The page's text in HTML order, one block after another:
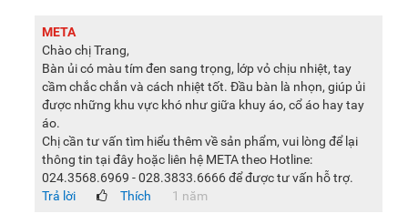
META
Chào chị Trang,
Bàn ủi có màu tím đen sang trọng, lớp vỏ chịu nhiệt, tay
cầm chắc chắn và cách nhiệt tốt. Đầu bàn là nhọn, giúp ủi
được những khu vực khó như giữa khuy áo, cổ áo hay tay
áo.
Chị cần tư vấn tìm hiểu thêm về sản phẩm, vui lòng để lại
thông tin tại đây hoặc liên hệ META theo Hotline:
024.3568.6969 - 028.3833.6666 để được tư vấn hỗ trợ.
Trả lời
Thích 1 năm